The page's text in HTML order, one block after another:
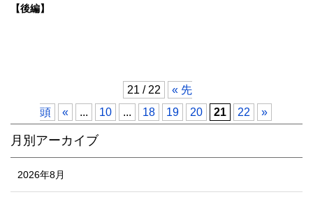
【後編】
21 / 22
« 先
頭
« ... 10 ... 18 19 20 21 22 »
月別アーカイブ
2026年8月